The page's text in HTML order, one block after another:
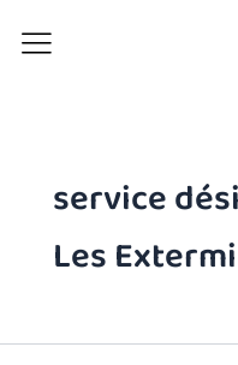
service
Les